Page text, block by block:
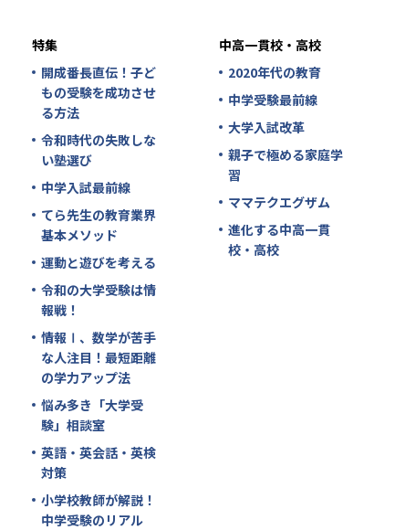
特集
開成番長直伝！子ど
もの受験を成功させ
る方法
令和時代の失敗しな
い塾選び
中学入試最前線
てら先生の教育業界
基本メソッド
運動と遊びを考える
令和の大学受験は情
報戦！
情報Ⅰ、数学が苦手
な人注目！最短距離
の学力アップ法
悩み多き「大学受
験」相談室
英語・英会話・英検
対策
小学校教師が解説！
中学受験のリアル
中高一貫校・高校
2020年代の教育
中学受験最前線
大学入試改革
親子で極める家庭学
習
ママテクエグザム
進化する中高一貫
校・高校